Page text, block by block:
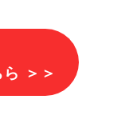
＞＞